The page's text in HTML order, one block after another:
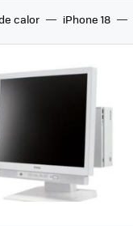
calor iPhone 18